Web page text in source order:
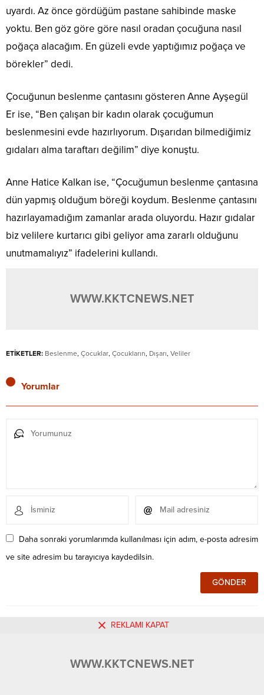
uyardı. Az önce gördüğüm pastane sahibinde maske
yoktu. Ben göz göre göre nasıl oradan çocuğuna nasıl
poğaça alacağım. En güzeli evde yaptığımız poğaça ve
börekler” dedi.
Çocuğunun beslenme çantasını gösteren Anne Ayşegül
Er ise, “Ben çalışan bir kadın olarak çocuğumun
beslenmesini evde hazırlıyorum. Dışarıdan bilmediğimiz
gıdaları alma taraftarı değilim” diye konuştu.
Anne Hatice Kalkan ise, “Çocuğumun beslenme çantasına
dün yapmış olduğum böreği koydum. Beslenme çantasını
hazırlayamadığım zamanlar arada oluyordu. Hazır gıdalar
biz velilere kurtarıcı gibi geliyor ama zararlı olduğunu
unutmamalıyız” ifadelerini kullandı.
WWW.KKTCNEWS.NET
ETİKETLER: Beslenme, Çocuklar, Çocukların, Dışarı, Veliler
Yorumlar
Daha sonraki yorumlarımda kullanılması için adım, e-posta adresim
ve site adresim bu tarayıcıya kaydedilsin.
REKLAMI KAPAT
WWW.KKTCNEWS.NET